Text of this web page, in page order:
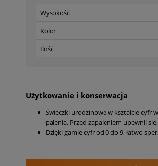
Wysokość
Kolor
Ilość
Użytkowanie i konserwacja
Świeczki urodzinowe w kształcie cyfr
palenia. Przed zapaleniem upewnij
Dzięki gamie cyfr od 0 do 9, łatwo